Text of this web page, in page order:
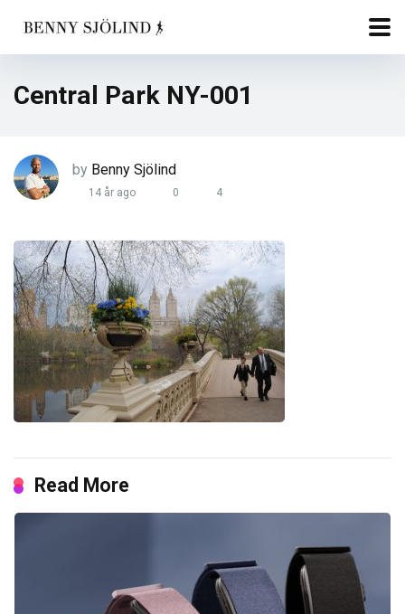
Central Park NY-001
by Benny Sjölind
14 år ago 0 4
Read More